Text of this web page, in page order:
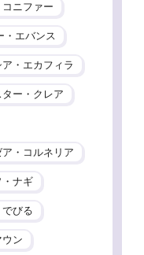
ニファー
・エバンス
ア・エカフィラ
ター・クレア
ア・コルネリア
・ナギ
びる
ン